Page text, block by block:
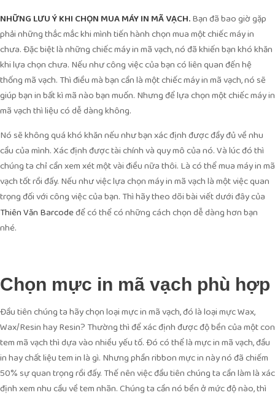
NHỮNG LƯU Ý KHI CHỌN MUA MÁY IN MÃ VẠCH.Bạn đã bao giờ gặp
phải những thắc mắc khi mình tiến hành chọn mua một chiếc máy in
chưa. Đặc biệt là những chiếc máy in mã vạch, nó đã khiến bạn khó khăn
khi lựa chọn chưa. Nếu như công việc của bạn có liên quan đến hệ
thống mã vạch. Thì điều mà bạn cần là một chiếc máy in mã vạch, nó sẽ
giúp bạn in bất kì mã nào bạn muốn. Nhưng để lựa chọn một chiếc máy in
mã vạch thì liệu có dễ dàng không.
Nó sẽ không quá khó khăn nếu như bạn xác định được đầy đủ về nhu
cầu của mình. Xác định được tài chính và quy mô của nó. Và lúc đó thì
chúng ta chỉ cần xem xét một vài điều nữa thôi. Là có thể mua máy in mã
vạch tốt rồi đấy. Nếu như việc lựa chọn máy in mã vạch là một việc quan
trọng đối với công việc của bạn. Thì hãy theo dõi bài viết dưới đây của
Thiên Văn Barcodeđể có thể có những cách chọn dễ dàng hơn bạn
nhé.
Chọn mực in mã vạch phù hợp
Đầu tiên chúng ta hãy chọn loại mực in mã vạch, đó là loại mực Wax,
Wax/Resin hay Resin? Thường thì để xác định được độ bền của một con
tem mã vạch thì dựa vào nhiều yếu tố. Đó có thể là mực in mã vạch, đầu
in hay chất liệu tem in là gì. Nhưng phần ribbon mực in này nó đã chiếm
50% sự quan trọng rồi đấy. Thế nên việc đầu tiên chúng ta cần làm là xác
định xem nhu cầu về tem nhãn. Chúng ta cần nó bền ở mức độ nào, thì